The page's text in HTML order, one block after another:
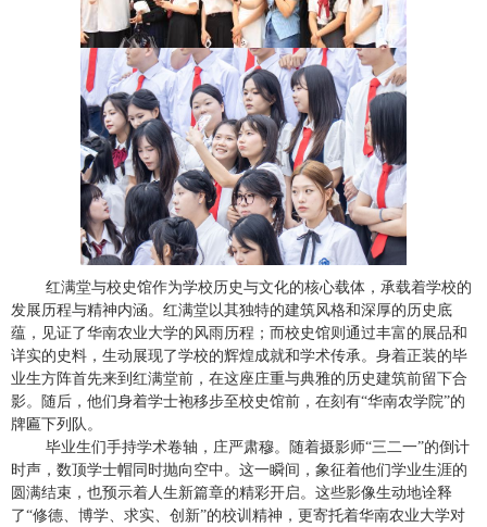
红满堂与校史馆作为学校历史与文化的核心载体，承载着学校的
发展历程与精神内涵。红满堂以其独特的建筑风格和深厚的历史底
蕴，见证了华南农业大学的风雨历程；而校史馆则通过丰富的展品和
详实的史料，生动展现了学校的辉煌成就和学术传承。身着正装的毕
业生方阵首先来到红满堂前，在这座庄重与典雅的历史建筑前留下合
影。随后，他们身着学士袍移步至校史馆前，在刻有“华南农学院”的
牌匾下列队。
毕业生们手持学术卷轴，庄严肃穆。随着摄影师“三二一”的倒计
时声，数顶学士帽同时抛向空中。这一瞬间，象征着他们学业生涯的
圆满结束，也预示着人生新篇章的精彩开启。这些影像生动地诠释
了“修德、博学、求实、创新”的校训精神，更寄托着华南农业大学对